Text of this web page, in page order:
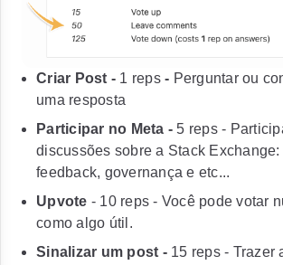
Criar Post - 1 reps - Perguntar ou
uma resposta
Participar no Meta - 5 reps-
discussões sobre a Stack Exchange:
feedback, governança e etc...
Upvote - 10 reps - Você pode votar
como algo útil.
Sinalizar um post - 15 reps- Trazer